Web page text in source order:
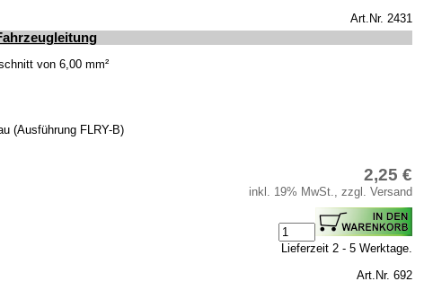
Art.Nr. 2431
von 6,00 mm²
(Ausführung FLRY-B)
2,25 €
inkl. 19% MwSt., zzgl. Versand
Lieferzeit 2 - 5 Werktage.
Art.Nr. 692